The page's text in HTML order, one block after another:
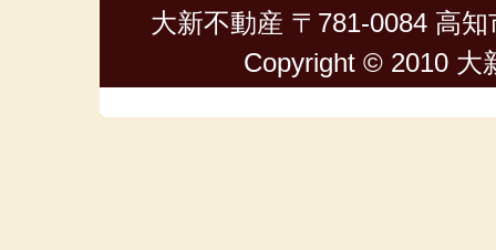
大新不動産 〒781-0084 高
Copyright © 2010 大